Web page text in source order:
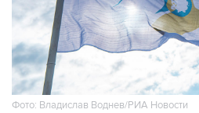
Фото: Владислав Воднев/РИА Новости